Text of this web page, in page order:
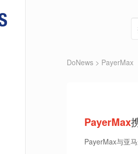
DoNews > PayerMax
PayerMax
PayerMax与亚